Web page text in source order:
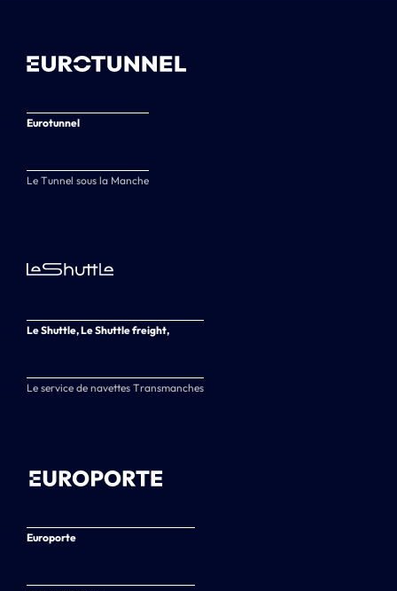
Eurotunnel
Le Tunnel sous la Manche
Le Shuttle, Le Shuttle freight,
Le service de navettes Transmanches
Europorte